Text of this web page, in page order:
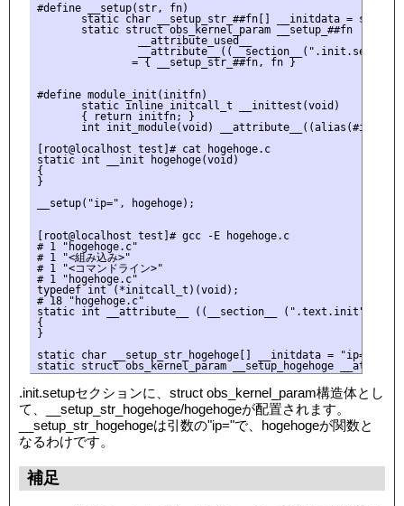
#define __setup(str, fn)
static char __setup_str_##fn[] __initdata = str;
static struct obs_kernel_param __setup_##fn
__attribute_used__
               = { __setup_str_##fn, fn }
#define module_init(initfn)
static inline initcall_t __inittest(void)
{ return initfn; }
int init_module(void)
[root@localhost test]# cat hogehoge.c
static int __init hogehoge(void)
{
}
__setup("ip=", hogehoge);
[root@localhost test]# gcc -E hogehoge.c
# 1 "hogehoge.c"
# 1 "<組み込み>"
# 1 "<コマンドライン>"
# 1 "hogehoge.c"
typedef int (*initcall_t)(void);
# 18 "hogehoge.c"
static int __attribute__ ((__section__ (".text.init")))
{
}
static char __setup_str_hogehoge[] __initdata = "ip=";
.init.setupセクションに、struct obs_kernel_param構造体とし
て、__setup_str_hogehoge/hogehogeが配置されます。
__setup_str_hogehogeは引数の"ip="で、hogehogeが関数と
なるわけです。
補足